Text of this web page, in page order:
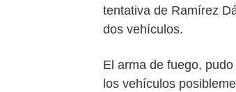
tentativa de Ramírez
dos vehículos.
El arma de fuego,
los vehículos